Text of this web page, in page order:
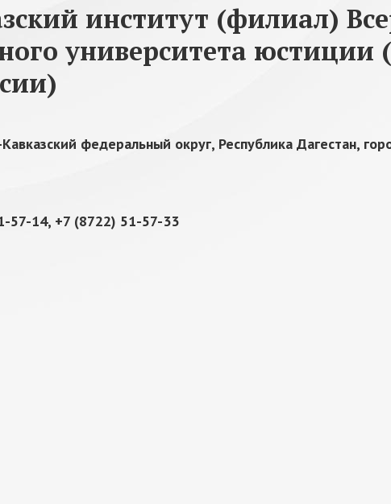
институт (филиал)
университета
федеральный округ, Республика Дагестан,
57-14, +7 (8722) 51-57-33